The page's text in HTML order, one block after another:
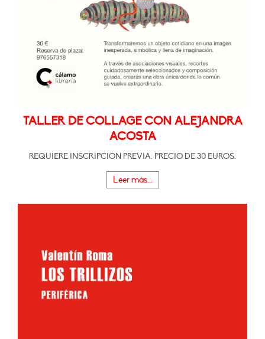
TALLER DE COLLAGE CON ALEJANDRA
ACOSTA
REQUIERE INSCRIPCIÓN PREVIA. PRECIO DE 30 EUROS.
Leer más...